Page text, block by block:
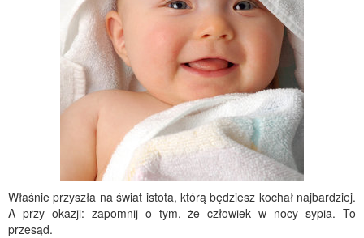
Właśnie przyszła na świat istota, którą będziesz kochał najbardziej.
A przy okazji: zapomnij o tym, że człowiek w nocy sypia. To
przesąd.